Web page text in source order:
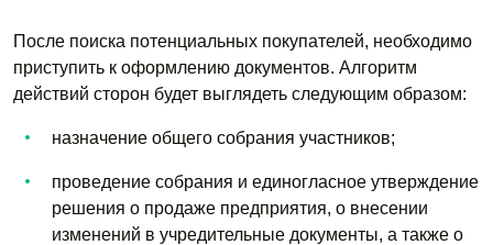
После поиска потенциальных покупателей, необходимо
приступить к оформлению документов. Алгоритм
действий сторон будет выглядеть следующим образом:
назначение общего собрания участников;
проведение собрания и единогласное утверждение
решения о продаже предприятия, о внесении
изменений в учредительные документы, а также о